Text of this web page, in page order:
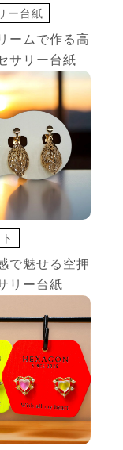
ー台紙
ョン
刷
ームで作る高
サリー台紙
ー台紙
ョン
空押し
で魅せる空押
リー台紙